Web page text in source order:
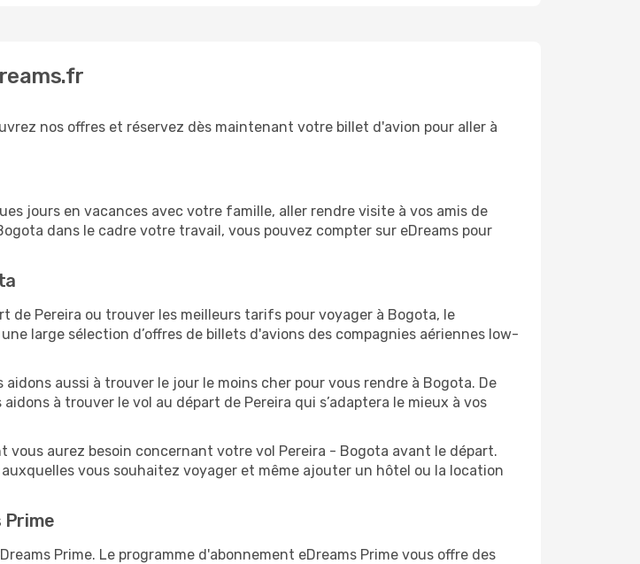
nos offres et réservez dès maintenant votre billet d'avion pour aller à
jours en vacances avec votre famille, aller rendre visite à vos amis de
dans le cadre votre travail, vous pouvez compter sur eDreams pour
de Pereira ou trouver les meilleurs tarifs pour voyager à Bogota, le
large sélection d’offres de billets d'avions des compagnies aériennes low-
aussi à trouver le jour le moins cher pour vous rendre à Bogota. De
à trouver le vol au départ de Pereira qui s’adaptera le mieux à vos
aurez besoin concernant votre vol Pereira - Bogota avant le départ.
vous souhaitez voyager et même ajouter un hôtel ou la location
Prime
Prime. Le programme d'abonnement eDreams Prime vous offre des